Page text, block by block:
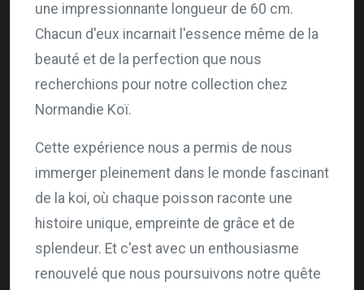
une impressionnante longueur de 60 cm.
Chacun d'eux incarnait l'essence même de la
beauté et de la perfection que nous
recherchions pour notre collection chez
Normandie Koï.
Cette expérience nous a permis de nous
immerger pleinement dans le monde fascinant
de la koi, où chaque poisson raconte une
histoire unique, empreinte de grâce et de
splendeur. Et c'est avec un enthousiasme
renouvelé que nous poursuivons notre quête